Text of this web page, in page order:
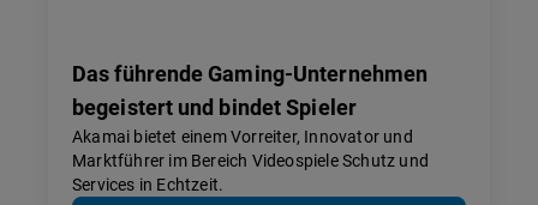
Das führende Gaming-Unternehmen
begeistert und bindet Spieler
Akamai bietet einem Vorreiter, Innovator und
Marktführer im Bereich Videospiele Schutz und
Services in Echtzeit.